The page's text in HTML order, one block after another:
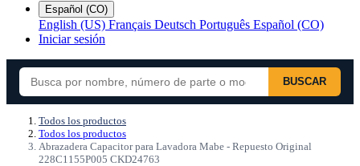
Español (CO)
English (US) Français Deutsch Português Español (CO)
Iniciar sesión
BUSCAR
Todos los productos
Todos los productos
Abrazadera Capacitor para Lavadora Mabe - Repuesto Original
228C1155P005 CKD24763